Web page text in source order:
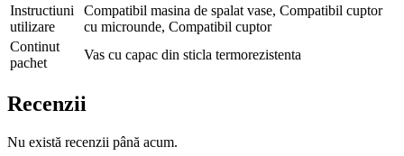
Instructiuni
utilizare
Compatibil masina de spalat vase, Compatibil cuptor
cu microunde, Compatibil cuptor
Continut
pachet
Vas cu capac din sticla termorezistenta
Recenzii
Nu există recenzii până acum.